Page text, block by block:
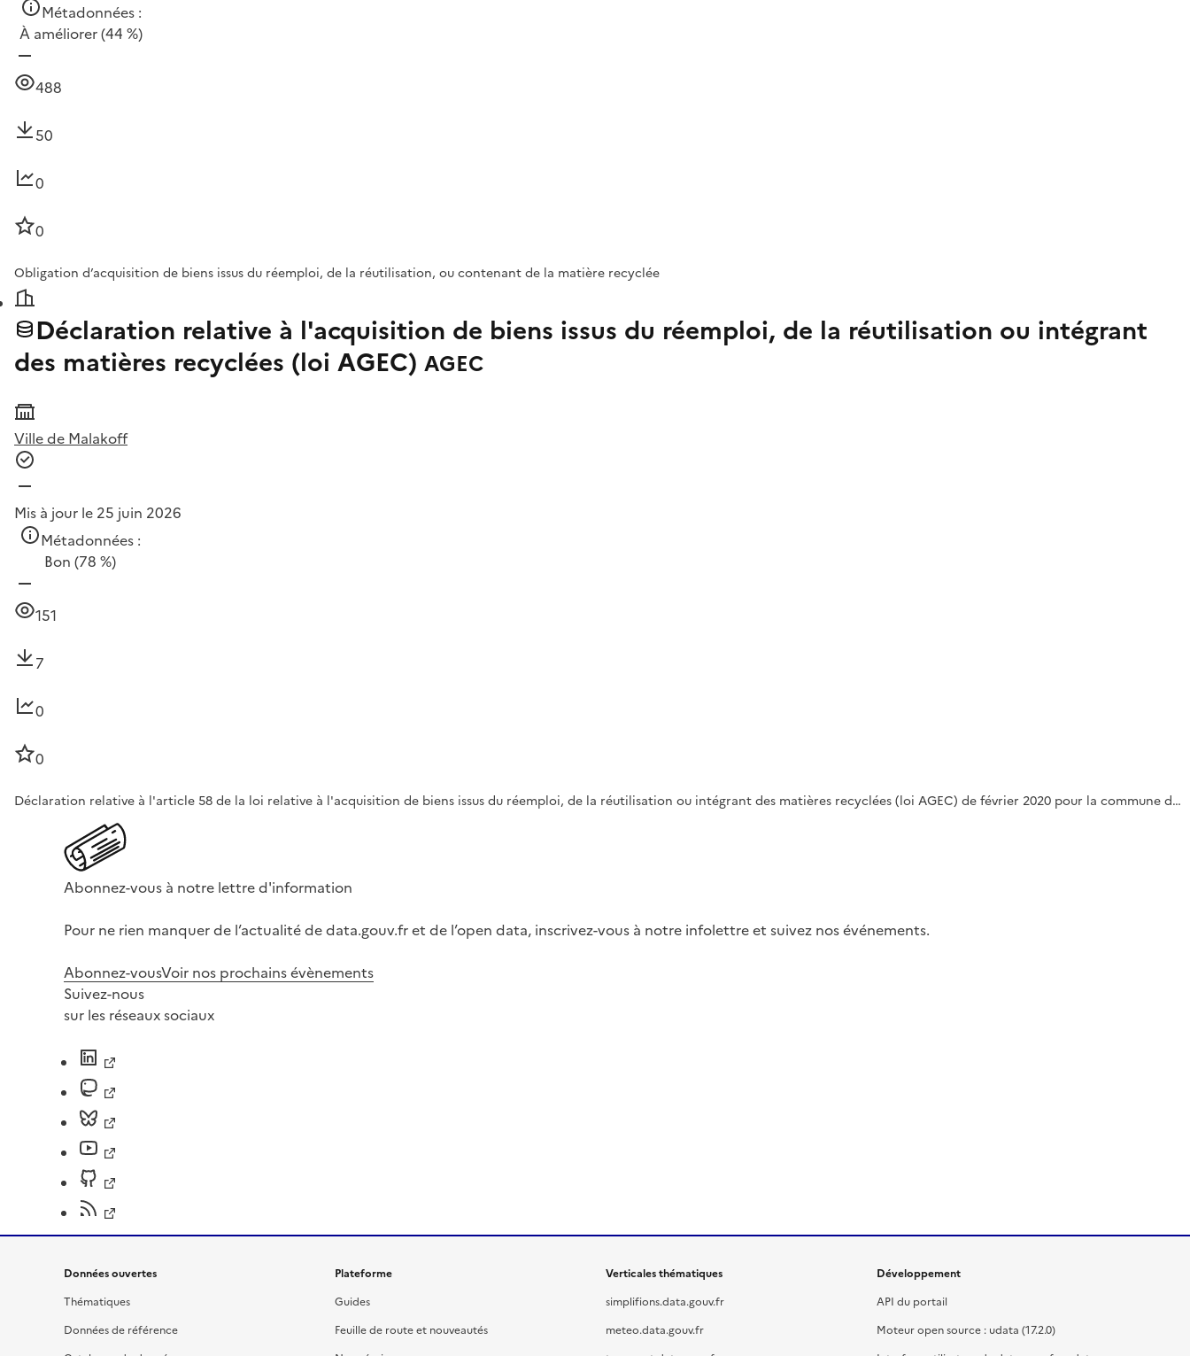
Métadonnées :
À améliorer(44 %)
488
50
0
0
Obligation d’acquisition de biens issus du réemploi, de la réutilisation, ou contenant de la matière recyclée
Déclaration relative à l'acquisition de biens issus du réemploi, de la réutilisation ou intégrant
des matières recyclées (loi AGEC) AGEC
Ville de Malakoff
Mis à jour le 25 juin 2026
Métadonnées :
Bon (78 %)
151
7
0
0
Déclaration relative à l'article 58 de la loi relative à l'acquisition de biens issus du réemploi, de la réutilisation ou intégrant des matières recyclées (loi AGEC) de février 2020 pour la commune d…
Abonnez-vous à notre lettre d'information
Pour ne rien manquer de l’actualité de data.gouv.fr et de l’open data, inscrivez-vous à notre infolettre et suivez nos événements.
Abonnez-vousVoir nos prochains évènements
Suivez-nous
sur les réseaux sociaux
Données ouvertes
Thématiques
Données de référence
Plateforme
Guides
Feuille de route et nouveautés
Verticales thématiques
simplifions.data.gouv.fr
meteo.data.gouv.fr
Développement
API du portail
Moteur open source : udata (17.2.0)